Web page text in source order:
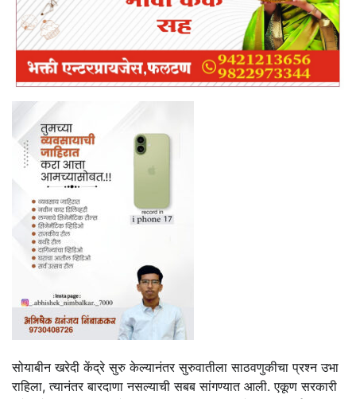
सोयाबीन खरेदी केंद्रे सुरु केल्यानंतर सुरुवातीला साठवणुकीचा प्रश्न उभा
राहिला, त्यानंतर बारदाणा नसल्याची सबब सांगण्यात आली. एकूण सरकारी